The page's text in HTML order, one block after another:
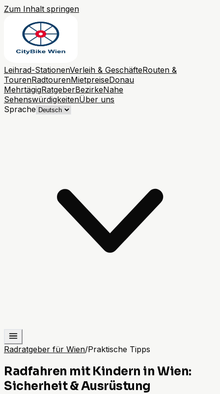
Zum Inhalt springen
Leihrad-StationenVerleih & GeschäfteRouten &
TourenRadtourenMietpreiseDonau
MehrtägigRatgeberBezirkeNahe
SehenswürdigkeitenÜber uns
Sprache
Radratgeber für Wien/Praktische Tipps
Radfahren mit Kindern in Wien:
Sicherheit & Ausrüstung